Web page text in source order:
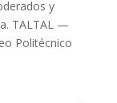
y
TALTAL —
Politécnico